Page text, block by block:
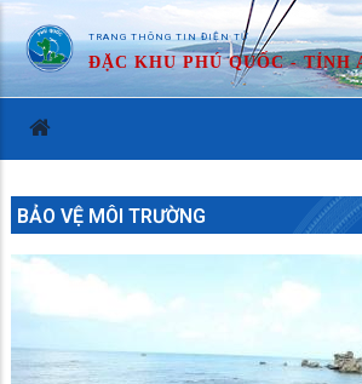
TRANG THÔNG TIN ĐIỆN TỬ
ĐẶC KHU PHÚ QUỐC - TỈNH
BẢO VỆ MÔI TRƯỜNG